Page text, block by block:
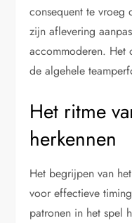
consequent te vroeg
zijn aflevering
accommoderen. Het
de algehele
Het ritme
herkennen
Het begrijpen van
voor effectieve
patronen in het spel